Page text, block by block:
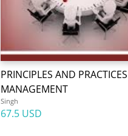
PRINCIPLES AND
MANAGEMENT
Singh
67.5 USD